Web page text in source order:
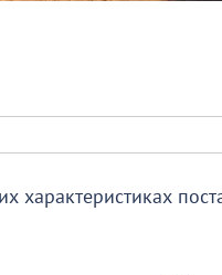
характеристиках